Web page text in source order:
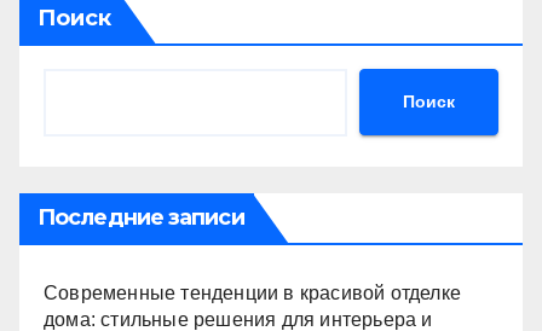
Поиск
Поиск
Последние записи
Современные тенденции в красивой отделке
дома: стильные решения для интерьера и